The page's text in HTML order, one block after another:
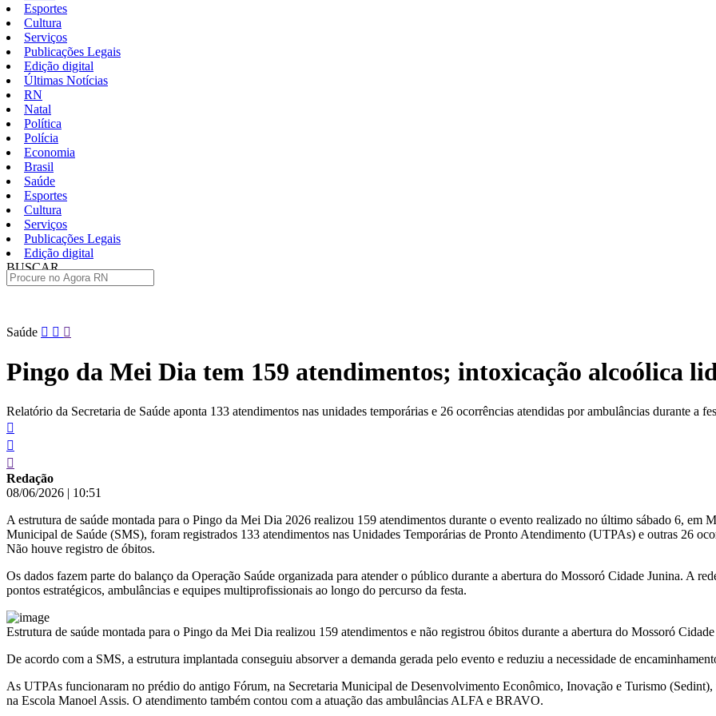
Esportes
Cultura
Serviços
Publicações Legais
Edição digital
Últimas Notícias
RN
Natal
Política
Polícia
Economia
Brasil
Saúde
Esportes
Cultura
Serviços
Publicações Legais
Edição digital
BUSCAR
Pular
conteúdo
Saúde
Pingo da Mei Dia tem 159 atendimentos; intoxicação alcoólica
Relatório da Secretaria de Saúde aponta 133 atendimentos nas unidades temporárias e 26 ocorrências atendidas por ambulâncias durante a
Redação
08/06/2026 | 10:51
A estrutura de saúde montada para o Pingo da Mei Dia 2026 realizou 159 atendimentos durante o evento realizado no último sábado 6, em
Municipal de Saúde (SMS), foram registrados 133 atendimentos nas Unidades Temporárias de Pronto Atendimento (UTPAs) e outras 26
Não houve registro de óbitos.
Os dados fazem parte do balanço da Operação Saúde organizada para atender o público durante a abertura do Mossoró Cidade Junina. A
pontos estratégicos, ambulâncias e equipes multiprofissionais ao longo do percurso da festa.
Estrutura de saúde montada para o Pingo da Mei Dia realizou 159 atendimentos e não registrou óbitos durante a abertura do Mossoró
De acordo com a SMS, a estrutura implantada conseguiu absorver a demanda gerada pelo evento e reduziu a necessidade de
As UTPAs funcionaram no prédio do antigo Fórum, na Secretaria Municipal de Desenvolvimento Econômico, Inovação e Turismo (Sedint),
na Escola Manoel Assis. O atendimento também contou com a atuação das ambulâncias ALFA e BRAVO.